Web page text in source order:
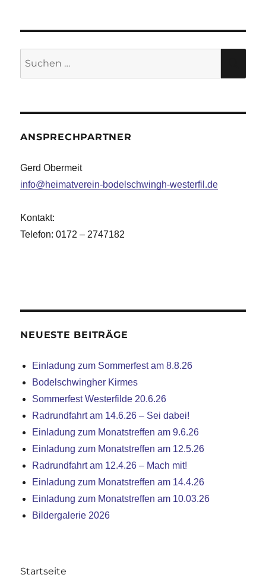
ANSPRECHPARTNER
Gerd Obermeit
info@heimatverein-bodelschwingh-westerfil.de
Kontakt:
Telefon: 0172 – 2747182
NEUESTE BEITRÄGE
Einladung zum Sommerfest am 8.8.26
Bodelschwingher Kirmes
Sommerfest Westerfilde 20.6.26
Radrundfahrt am 14.6.26 – Sei dabei!
Einladung zum Monatstreffen am 9.6.26
Einladung zum Monatstreffen am 12.5.26
Radrundfahrt am 12.4.26 – Mach mit!
Einladung zum Monatstreffen am 14.4.26
Einladung zum Monatstreffen am 10.03.26
Bildergalerie 2026
Startseite